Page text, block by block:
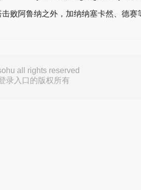
阿鲁纳之外，加纳纳塞卡然、德赛
all rights reserved
录入口的版权所有